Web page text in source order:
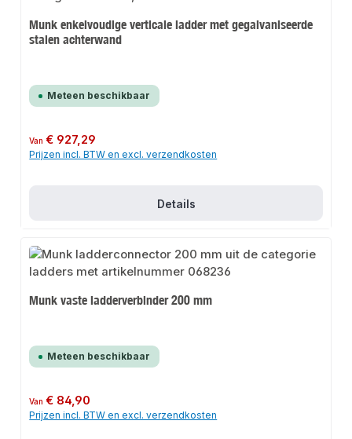
Munk enkelvoudige verticale ladder met gegalvaniseerde
stalen achterwand
Meteen beschikbaar
Normale prijs:
Van€ 927,29
Prijzen incl. BTW en excl. verzendkosten
Details
Munk vaste ladderverbinder 200 mm
Meteen beschikbaar
Normale prijs:
Van€ 84,90
Prijzen incl. BTW en excl. verzendkosten